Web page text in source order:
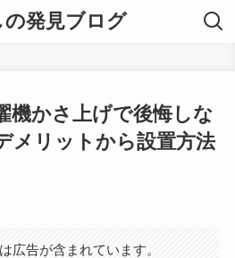
の発見ブログ
機かさ上げで後悔しな
メリットから設置方法
広告が含まれています。